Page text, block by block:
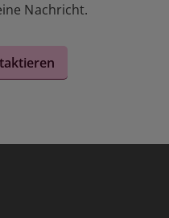
Nachricht.